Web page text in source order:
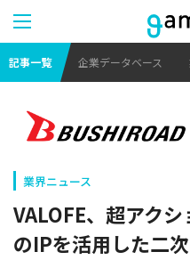
記事一覧 企業データベース
業界ニュース
VALOFE、超アクシ
のIPを活用した二